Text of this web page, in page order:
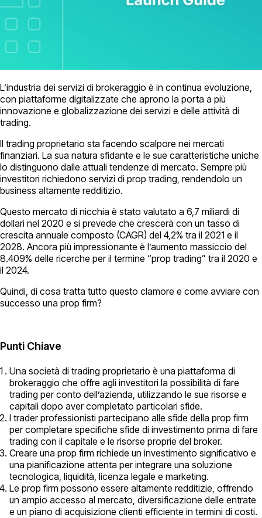
L’industria dei servizi di brokeraggio è in continua evoluzione,
con piattaforme digitalizzate che aprono la porta a più
innovazione e globalizzazione dei servizi e delle attività di
trading.
Il trading proprietario sta facendo scalpore nei mercati
finanziari. La sua natura sfidante e le sue caratteristiche uniche
lo distinguono dalle attuali tendenze di mercato. Sempre più
investitori richiedono servizi di prop trading, rendendolo un
business altamente redditizio.
Questo mercato di nicchia è stato valutato a 6,7 miliardi di
dollari nel 2020 e si prevede che crescerà con un tasso di
crescita annuale composto (CAGR) del 4,2% tra il 2021 e il
2028. Ancora più impressionante è l’aumento massiccio del
8.409% delle ricerche per il termine “prop trading” tra il 2020 e
il 2024.
Quindi, di cosa tratta tutto questo clamore e come avviare con
successo una prop firm?
Punti Chiave
Una società di trading proprietario è una piattaforma di
brokeraggio che offre agli investitori la possibilità di fare
trading per conto dell’azienda, utilizzando le sue risorse e
capitali dopo aver completato particolari sfide.
I trader professionisti partecipano alle sfide della prop firm
per completare specifiche sfide di investimento prima di fare
trading con il capitale e le risorse proprie del broker.
Creare una prop firm richiede un investimento significativo e
una pianificazione attenta per integrare una soluzione
tecnologica, liquidità, licenza legale e marketing.
Le prop firm possono essere altamente redditizie, offrendo
un ampio accesso al mercato, diversificazione delle entrate
e un piano di acquisizione clienti efficiente in termini di costi.